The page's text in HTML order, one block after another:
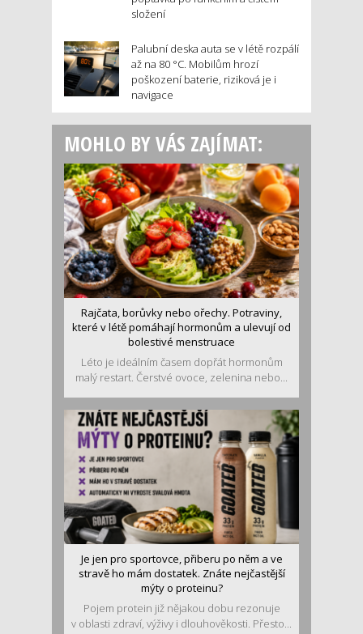
složení
Palubní deska auta se v létě rozpálí
až na 80 °C. Mobilům hrozí
poškození baterie, riziková je i
navigace
MOHLO BY VÁS ZAJÍMAT:
Rajčata, borůvky nebo ořechy. Potraviny,
které v létě pomáhají hormonům a ulevují od
bolestivé menstruace
Léto je ideálním časem dopřát hormonům
malý restart. Čerstvé ovoce, zelenina nebo...
Je jen pro sportovce, přiberu po něm a ve
stravě ho mám dostatek. Znáte nejčastější
mýty o proteinu?
Pojem protein již nějakou dobu rezonuje
v oblasti zdraví, výživy i dlouhověkosti. Přesto...